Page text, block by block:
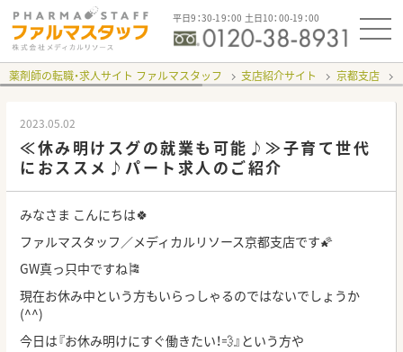
平日9：30-19：00 土日10：00-19：00
薬剤師の転職・求人サイト ファルマスタッフ 支店紹介サイト 京都支店
2023.05.02
≪休み明けスグの就業も可能♪≫子育て世代
におススメ♪パート求人のご紹介
みなさま こんにちは🍀
ファルマスタッフ／メディカルリソース京都支店です🌠
GW真っ只中ですね🎏
現在お休み中という方もいらっしゃるのではないでしょうか
(^^)
今日は『お休み明けにすぐ働きたい！💨』という方や